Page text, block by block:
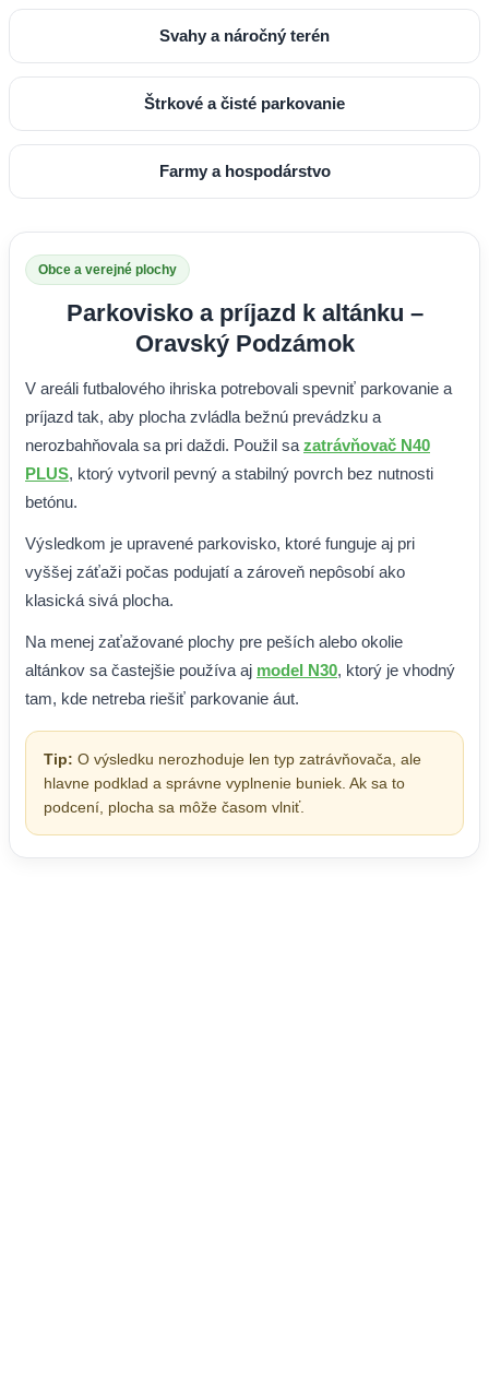
Svahy a náročný terén
Štrkové a čisté parkovanie
Farmy a hospodárstvo
Obce a verejné plochy
Parkovisko a príjazd k altánku –
Oravský Podzámok
V areáli futbalového ihriska potrebovali spevniť parkovanie a
príjazd tak, aby plocha zvládla bežnú prevádzku a
nerozbahňovala sa pri daždi. Použil sa zatrávňovač N40
PLUS, ktorý vytvoril pevný a stabilný povrch bez nutnosti
betónu.
Výsledkom je upravené parkovisko, ktoré funguje aj pri
vyššej záťaži počas podujatí a zároveň nepôsobí ako
klasická sivá plocha.
Na menej zaťažované plochy pre peších alebo okolie
altánkov sa častejšie používa aj model N30, ktorý je vhodný
tam, kde netreba riešiť parkovanie áut.
Tip: O výsledku nerozhoduje len typ zatrávňovača, ale
hlavne podklad a správne vyplnenie buniek. Ak sa to
podcení, plocha sa môže časom vlniť.